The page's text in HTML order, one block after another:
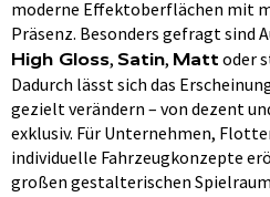
moderne Effektoberflächen mit
Präsenz. Besonders gefragt sind
High Gloss, Satin, Matt oder
Dadurch lässt sich das
gezielt verändern – von dezent
exklusiv. Für Unternehmen,
individuelle Fahrzeugkonzepte
großen gestalterischen